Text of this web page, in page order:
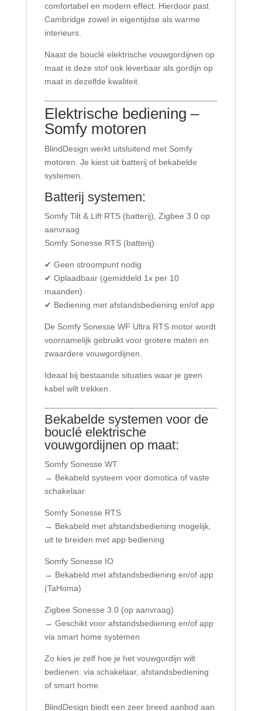
comfortabel en modern effect. Hierdoor past
Cambridge zowel in eigentijdse als warme
interieurs.
Naast de bouclé elektrische vouwgordijnen op
maat is deze stof ook leverbaar als gordijn op
maat in dezelfde kwaliteit.
Elektrische bediening –
Somfy motoren
BlindDesign werkt uitsluitend met Somfy
motoren. Je kiest uit batterij of bekabelde
systemen.
Batterij systemen:
Somfy Tilt & Lift RTS (batterij), Zigbee 3.0 op
aanvraag
Somfy Sonesse RTS (batterij)
✔ Geen stroompunt nodig
✔ Oplaadbaar (gemiddeld 1x per 10
maanden)
✔ Bediening met afstandsbediening en/of app
De Somfy Sonesse WF Ultra RTS motor wordt
voornamelijk gebruikt voor grotere maten en
zwaardere vouwgordijnen.
Ideaal bij bestaande situaties waar je geen
kabel wilt trekken.
Bekabelde systemen voor de
bouclé elektrische
vouwgordijnen op maat:
Somfy Sonesse WT
→ Bekabeld systeem voor domotica of vaste
schakelaar
Somfy Sonesse RTS
→ Bekabeld met afstandsbediening mogelijk,
uit te breiden met app bediening
Somfy Sonesse IO
→ Bekabeld met afstandsbediening en/of app
(TaHoma)
Zigbee Sonesse 3.0 (op aanvraag)
→ Geschikt voor afstandsbediening en/of app
via smart home systemen
Zo kies je zelf hoe je het vouwgordijn wilt
bedienen: via schakelaar, afstandsbediening
of smart home.
BlindDesign biedt een zeer breed aanbod aan